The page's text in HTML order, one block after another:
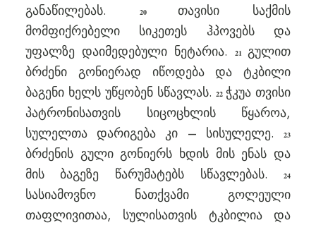
განაწილებას.
20თავისი საქმის
მომფიქრებელი სიკეთეს ჰპოვებს და
უფალზე დაიმედებული ნეტარია.21გულით
ბრძენი გონიერად იწოდება და ტკბილი
ბაგენი ხელს უწყობენ სწავლას.22 ჭკუა თვისი
პატრონისათვის სიცოცხლის წყაროა,
სულელთა დარიგება კი – სისულელე.23
ბრძენის გული გონიერს ხდის მის ენას და
მის ბაგეზე წარუმატებს სწავლებას.24
სასიამოვნო ნათქვამი გოლეული
თაფლივითაა, სულისათვის ტკბილია და